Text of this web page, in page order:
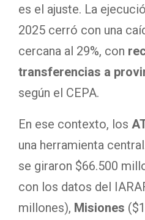
es el ajuste. La
2025 cerró con una
cercana al 29%, con
transferencias a
según el CEPA.
En ese contexto, los
una herramienta
se giraron $66.500
con los datos del
millones), Misiones